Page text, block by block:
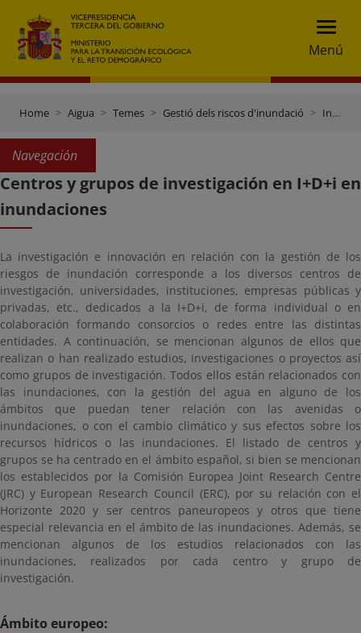
Menú
Home Aigua Temes Gestió dels riscos d'inundació Investigación y divulgación
Navegación
Centros y grupos de investigación en I+D+i en
inundaciones
La investigación e innovación en relación con la gestión de los
riesgos de inundación corresponde a los diversos centros de
investigación, universidades, instituciones, empresas públicas y
privadas, etc., dedicados a la I+D+i, de forma individual o en
colaboración formando consorcios o redes entre las distintas
entidades. A continuación, se mencionan algunos de ellos que
realizan o han realizado estudios, investigaciones o proyectos así
como grupos de investigación. Todos ellos están relacionados con
las inundaciones, con la gestión del agua en alguno de los
ámbitos que puedan tener relación con las avenidas o
inundaciones, o con el cambio climático y sus efectos sobre los
recursos hídricos o las inundaciones. El listado de centros y
grupos se ha centrado en el ámbito español, si bien se mencionan
los establecidos por la Comisión Europea Joint Research Centre
(JRC) y European Research Council (ERC), por su relación con el
Horizonte 2020 y ser centros paneuropeos y otros que tiene
especial relevancia en el ámbito de las inundaciones. Además, se
mencionan algunos de los estudios relacionados con las
inundaciones, realizados por cada centro y grupo de
investigación.
Ámbito europeo: